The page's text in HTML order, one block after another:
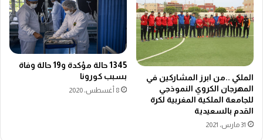
الملكي ..من ابرز المشاركين في
المهرجان الكروي النموذجي
للجامعة الملكية المغربية لكرة
القدم بالسعيدية
31 مارس، 2021
1345 حالة مؤكدة و19 حالة وفاة
بسبب كورونا
8 أغسطس، 2020